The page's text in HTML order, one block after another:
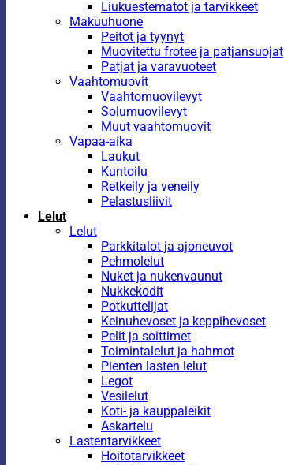
Liukuestematot ja tarvikkeet
Makuuhuone
Peitot ja tyynyt
Muovitettu frotee ja patjansuojat
Patjat ja varavuoteet
Vaahtomuovit
Vaahtomuovilevyt
Solumuovilevyt
Muut vaahtomuovit
Vapaa-aika
Laukut
Kuntoilu
Retkeily ja veneily
Pelastusliivit
Lelut
Lelut
Parkkitalot ja ajoneuvot
Pehmolelut
Nuket ja nukenvaunut
Nukkekodit
Potkuttelijat
Keinuhevoset ja keppihevoset
Pelit ja soittimet
Toimintalelut ja hahmot
Pienten lasten lelut
Legot
Vesilelut
Koti- ja kauppaleikit
Askartelu
Lastentarvikkeet
Hoitotarvikkeet